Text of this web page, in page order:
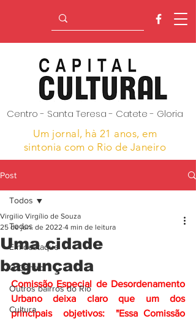
Centro - Santa Teresa - Catete - Gloria
Um jornal, hà 21 anos, em
sintonia com o Rio de Janeiro
Post
Todos
Em destaque
O Centro
Outros bairros do Rio
Cultura
Todos
Uma cidade
bagunçada
Virgilio Virgílio de Souza
25 de jun. de 2022 4 min de leitura
Comissão Especial de Desordenamento
Urbano deixa claro que um dos
principais  objetivos:  "Essa Comissão